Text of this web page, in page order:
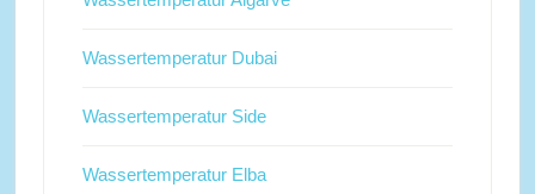
Wassertemperatur Dubai
Wassertemperatur Side
Wassertemperatur Elba